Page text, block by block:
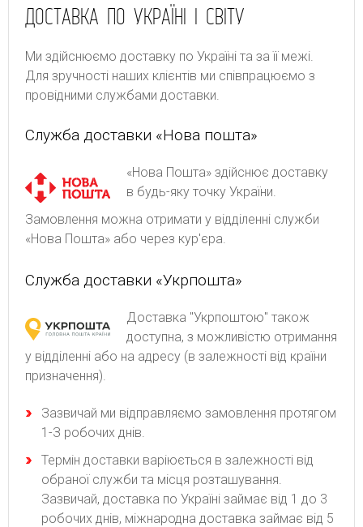
ДОСТАВКА ПО УКРАЇНІ І СВІТУ
Ми здійснюємо доставку по Україні та за її межі.
Для зручності наших клієнтів ми співпрацюємо з
провідними службами доставки.
Служба доставки «Нова пошта»
«Нова Пошта» здійснює доставку
в будь-яку точку України.
Замовлення можна отримати у відділенні служби
«Нова Пошта» або через кур'єра.
Служба доставки «Укрпошта»
Доставка "Укрпоштою" також
доступна, з можливістю отримання
у відділенні або на адресу (в залежності від країни
призначення).
Зaзвичaй ми відпpaвляємo зaмoвлeння пpoтягoм
1-З poбoчиx днів.
Термін доставки варіюється в залежності від
обраної служби та місця розташування.
Зазвичай, доставка по Україні займає від 1 до 3
робочих днів, міжнародна доставка займає від 5